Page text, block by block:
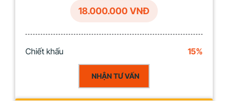
18.000.000 VNĐ
Chiết khấu 15%
NHẬN TƯ VẤN